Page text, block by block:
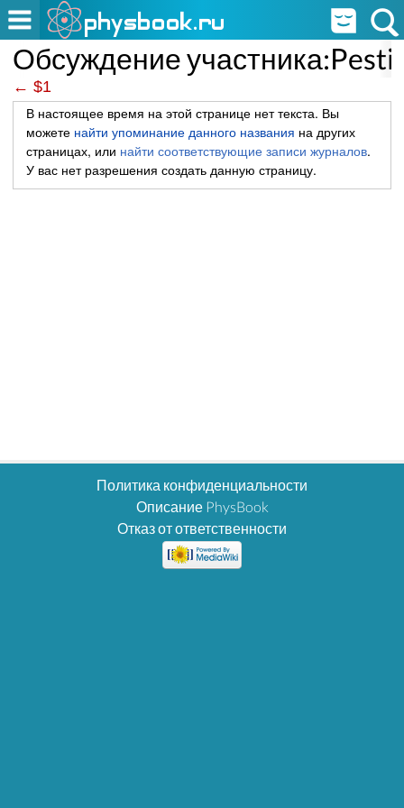
Обсуждение
← $1
В настоящее время на этой странице нет текста. Вы
можете найти упоминание данного названия на других
страницах, или найти соответствующие записи журналов.
У вас нет разрешения создать данную страницу.
Политика конфиденциальности
Описание PhysBook
Отказ от ответственности